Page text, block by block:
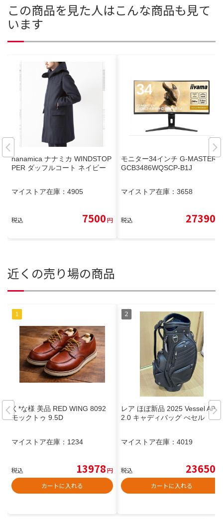
この商品を見た人はこんな商品も見て
います
nanamica ナナミカ WINDSTOP
PER ダッフルコート ネイビー
マイストア在庫： 4905
税込 7500円
モニター34インチ G-MASTER
GCB3486WQSCP-B1J
マイストア在庫： 3658
税込 27390
近くの売り場の商品
く*な様 美品 RED WING 8092
モックトゥ 9.5D
マイストア在庫： 1234
税込 13978円
カートに入れる
レア ほぼ新品 2025 Vessel APX
2.0 キャディバッグ べセル
マイストア在庫： 4019
税込 23650
カートに入れる